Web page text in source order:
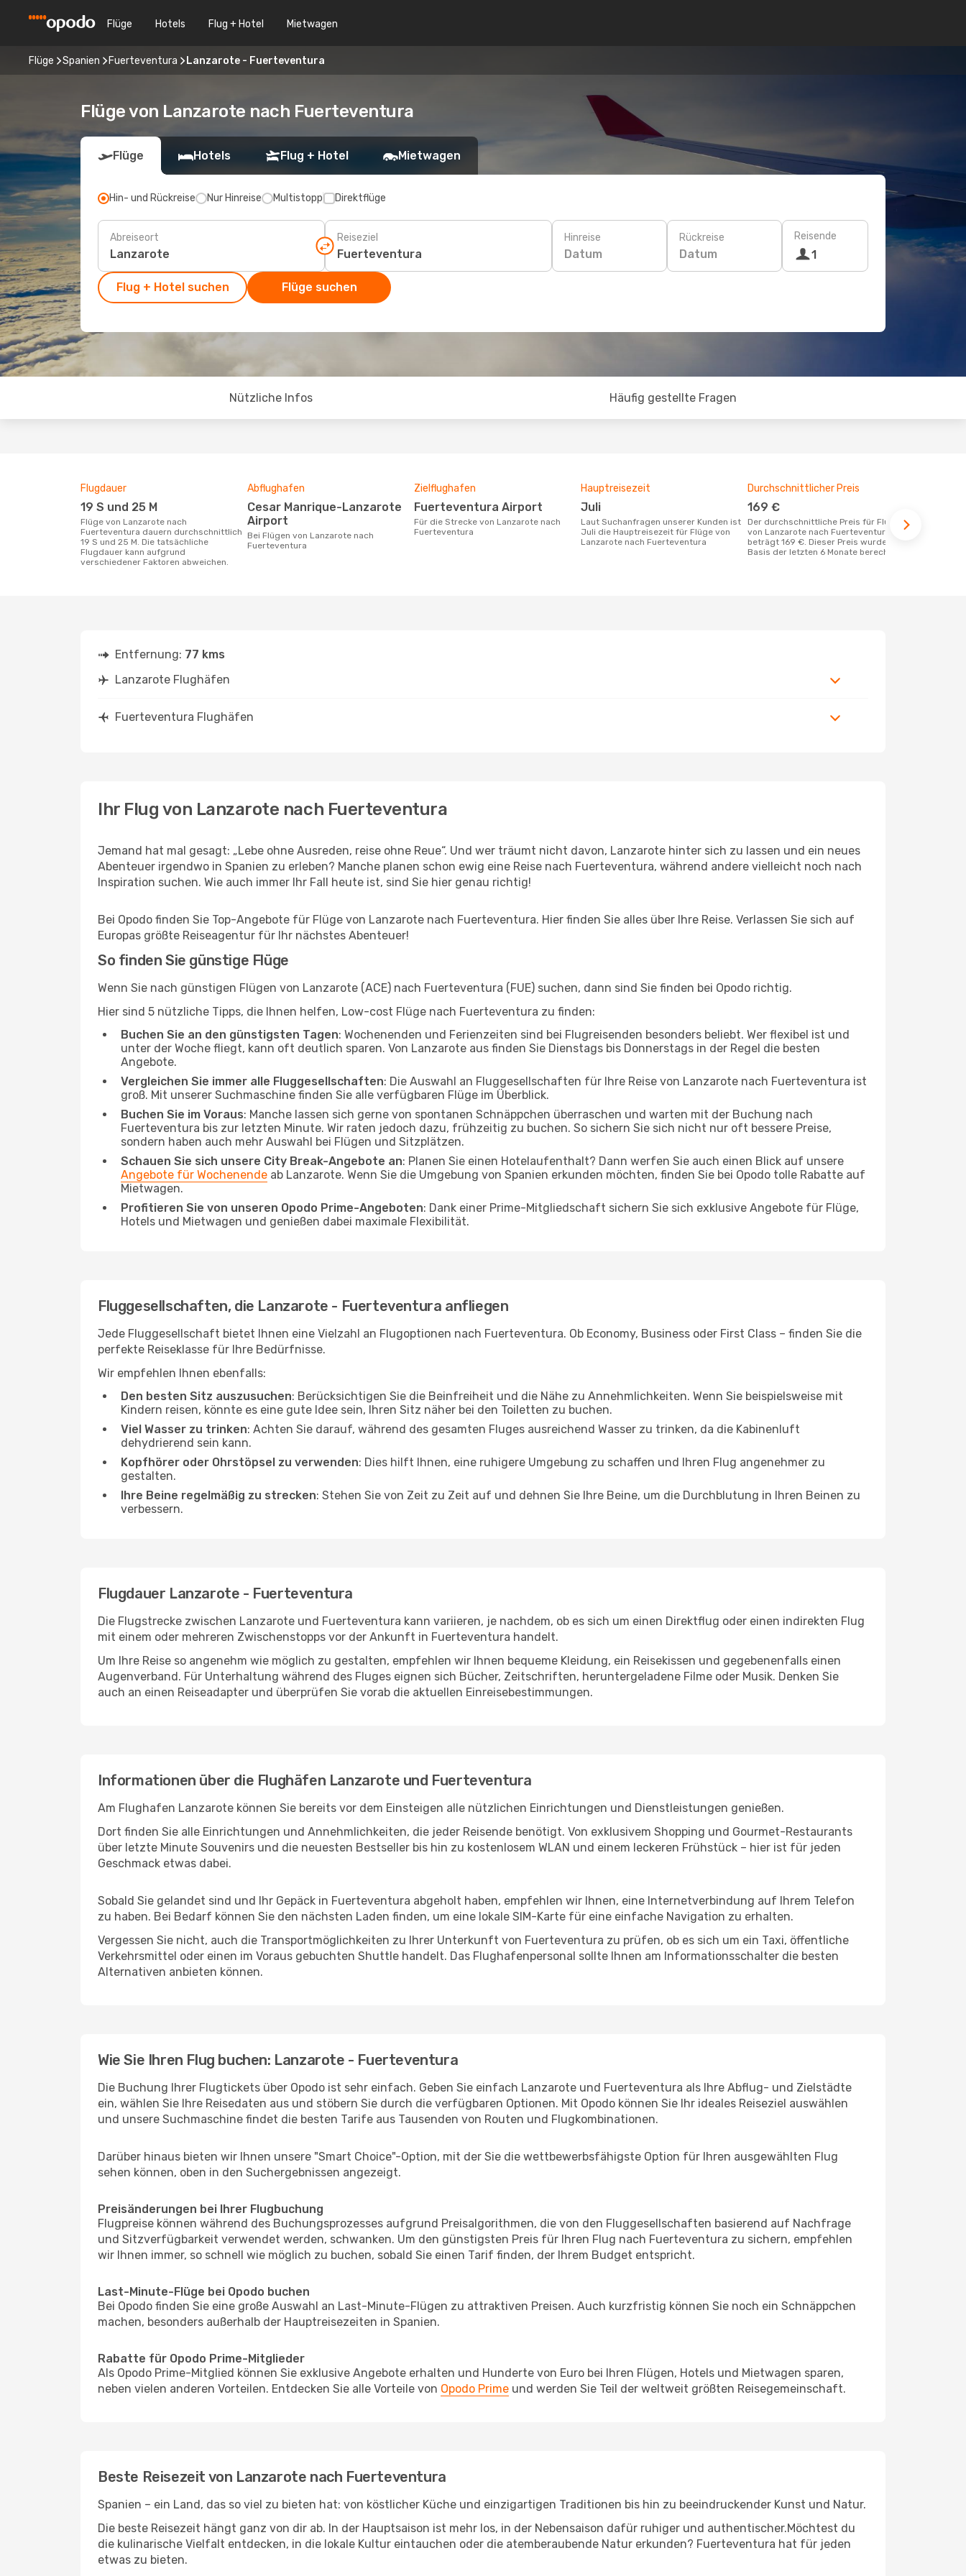
Flüge Hotels Flug + Hotel Mietwagen
Flüge Spanien Fuerteventura Lanzarote - Fuerteventura
Flüge von Lanzarote nach Fuerteventura
Flüge Hotels Flug + Hotel Mietwagen
Hin- und Rückreise Nur Hinreise Multistopp Direktflüge
Abreiseort Reiseziel Hinreise
Datum
Rückreise
Datum
Reisende
1
Flug + Hotel suchen Flüge suchen
Nützliche Infos Häufig gestellte Fragen
Flugdauer
19 S und 25 M
Flüge von Lanzarote nach
Fuerteventura dauern durchschnittlich
19 S und 25 M. Die tatsächliche
Flugdauer kann aufgrund
verschiedener Faktoren abweichen.
Abflughafen
Cesar Manrique-Lanzarote
Airport
Bei Flügen von Lanzarote nach
Fuerteventura
Zielflughafen
Fuerteventura Airport
Für die Strecke von Lanzarote nach
Fuerteventura
Hauptreisezeit
Juli
Laut Suchanfragen unserer Kunden ist
Juli die Hauptreisezeit für Flüge von
Lanzarote nach Fuerteventura
Durchschnittlicher Preis
169 €
Der durchschnittliche Preis für Flüge
von Lanzarote nach Fuerteventura
beträgt 169 €. Dieser Preis wurde auf
Basis der letzten 6 Monate berechnet.
Entfernung: 77 kms
Lanzarote Flughäfen
Fuerteventura Flughäfen
Ihr Flug von Lanzarote nach Fuerteventura
Jemand hat mal gesagt: „Lebe ohne Ausreden, reise ohne Reue“. Und wer träumt nicht davon, Lanzarote hinter sich zu lassen und ein neues
Abenteuer irgendwo in Spanien zu erleben? Manche planen schon ewig eine Reise nach Fuerteventura, während andere vielleicht noch nach
Inspiration suchen. Wie auch immer Ihr Fall heute ist, sind Sie hier genau richtig!
Bei Opodo finden Sie Top-Angebote für Flüge von Lanzarote nach Fuerteventura. Hier finden Sie alles über Ihre Reise. Verlassen Sie sich auf
Europas größte Reiseagentur für Ihr nächstes Abenteuer!
So finden Sie günstige Flüge
Wenn Sie nach günstigen Flügen von Lanzarote (ACE) nach Fuerteventura (FUE) suchen, dann sind Sie finden bei Opodo richtig.
Hier sind 5 nützliche Tipps, die Ihnen helfen, Low-cost Flüge nach Fuerteventura zu finden:
Buchen Sie an den günstigsten Tagen: Wochenenden und Ferienzeiten sind bei Flugreisenden besonders beliebt. Wer flexibel ist und
unter der Woche fliegt, kann oft deutlich sparen. Von Lanzarote aus finden Sie Dienstags bis Donnerstags in der Regel die besten
Angebote.
Vergleichen Sie immer alle Fluggesellschaften: Die Auswahl an Fluggesellschaften für Ihre Reise von Lanzarote nach Fuerteventura ist
groß. Mit unserer Suchmaschine finden Sie alle verfügbaren Flüge im Überblick.
Buchen Sie im Voraus: Manche lassen sich gerne von spontanen Schnäppchen überraschen und warten mit der Buchung nach
Fuerteventura bis zur letzten Minute. Wir raten jedoch dazu, frühzeitig zu buchen. So sichern Sie sich nicht nur oft bessere Preise,
sondern haben auch mehr Auswahl bei Flügen und Sitzplätzen.
Schauen Sie sich unsere City Break-Angebote an: Planen Sie einen Hotelaufenthalt? Dann werfen Sie auch einen Blick auf unsere
Angebote für Wochenende ab Lanzarote. Wenn Sie die Umgebung von Spanien erkunden möchten, finden Sie bei Opodo tolle Rabatte auf
Mietwagen.
Profitieren Sie von unseren Opodo Prime-Angeboten: Dank einer Prime-Mitgliedschaft sichern Sie sich exklusive Angebote für Flüge,
Hotels und Mietwagen und genießen dabei maximale Flexibilität.
Fluggesellschaften, die Lanzarote - Fuerteventura anfliegen
Jede Fluggesellschaft bietet Ihnen eine Vielzahl an Flugoptionen nach Fuerteventura. Ob Economy, Business oder First Class – finden Sie die
perfekte Reiseklasse für Ihre Bedürfnisse.
Wir empfehlen Ihnen ebenfalls:
Den besten Sitz auszusuchen: Berücksichtigen Sie die Beinfreiheit und die Nähe zu Annehmlichkeiten. Wenn Sie beispielsweise mit
Kindern reisen, könnte es eine gute Idee sein, Ihren Sitz näher bei den Toiletten zu buchen.
Viel Wasser zu trinken: Achten Sie darauf, während des gesamten Fluges ausreichend Wasser zu trinken, da die Kabinenluft
dehydrierend sein kann.
Kopfhörer oder Ohrstöpsel zu verwenden: Dies hilft Ihnen, eine ruhigere Umgebung zu schaffen und Ihren Flug angenehmer zu
gestalten.
Ihre Beine regelmäßig zu strecken: Stehen Sie von Zeit zu Zeit auf und dehnen Sie Ihre Beine, um die Durchblutung in Ihren Beinen zu
verbessern.
Flugdauer Lanzarote - Fuerteventura
Die Flugstrecke zwischen Lanzarote und Fuerteventura kann variieren, je nachdem, ob es sich um einen Direktflug oder einen indirekten Flug
mit einem oder mehreren Zwischenstopps vor der Ankunft in Fuerteventura handelt.
Um Ihre Reise so angenehm wie möglich zu gestalten, empfehlen wir Ihnen bequeme Kleidung, ein Reisekissen und gegebenenfalls einen
Augenverband. Für Unterhaltung während des Fluges eignen sich Bücher, Zeitschriften, heruntergeladene Filme oder Musik. Denken Sie
auch an einen Reiseadapter und überprüfen Sie vorab die aktuellen Einreisebestimmungen.
Informationen über die Flughäfen Lanzarote und Fuerteventura
Am Flughafen Lanzarote können Sie bereits vor dem Einsteigen alle nützlichen Einrichtungen und Dienstleistungen genießen.
Dort finden Sie alle Einrichtungen und Annehmlichkeiten, die jeder Reisende benötigt. Von exklusivem Shopping und Gourmet-Restaurants
über letzte Minute Souvenirs und die neuesten Bestseller bis hin zu kostenlosem WLAN und einem leckeren Frühstück – hier ist für jeden
Geschmack etwas dabei.
Sobald Sie gelandet sind und Ihr Gepäck in Fuerteventura abgeholt haben, empfehlen wir Ihnen, eine Internetverbindung auf Ihrem Telefon
zu haben. Bei Bedarf können Sie den nächsten Laden finden, um eine lokale SIM-Karte für eine einfache Navigation zu erhalten.
Vergessen Sie nicht, auch die Transportmöglichkeiten zu Ihrer Unterkunft von Fuerteventura zu prüfen, ob es sich um ein Taxi, öffentliche
Verkehrsmittel oder einen im Voraus gebuchten Shuttle handelt. Das Flughafenpersonal sollte Ihnen am Informationsschalter die besten
Alternativen anbieten können.
Wie Sie Ihren Flug buchen: Lanzarote - Fuerteventura
Die Buchung Ihrer Flugtickets über Opodo ist sehr einfach. Geben Sie einfach Lanzarote und Fuerteventura als Ihre Abflug- und Zielstädte
ein, wählen Sie Ihre Reisedaten aus und stöbern Sie durch die verfügbaren Optionen. Mit Opodo können Sie Ihr ideales Reiseziel auswählen
und unsere Suchmaschine findet die besten Tarife aus Tausenden von Routen und Flugkombinationen.
Darüber hinaus bieten wir Ihnen unsere "Smart Choice"-Option, mit der Sie die wettbewerbsfähigste Option für Ihren ausgewählten Flug
sehen können, oben in den Suchergebnissen angezeigt.
Preisänderungen bei Ihrer Flugbuchung
Flugpreise können während des Buchungsprozesses aufgrund Preisalgorithmen, die von den Fluggesellschaften basierend auf Nachfrage
und Sitzverfügbarkeit verwendet werden, schwanken. Um den günstigsten Preis für Ihren Flug nach Fuerteventura zu sichern, empfehlen
wir Ihnen immer, so schnell wie möglich zu buchen, sobald Sie einen Tarif finden, der Ihrem Budget entspricht.
Last-Minute-Flüge bei Opodo buchen
Bei Opodo finden Sie eine große Auswahl an Last-Minute-Flügen zu attraktiven Preisen. Auch kurzfristig können Sie noch ein Schnäppchen
machen, besonders außerhalb der Hauptreisezeiten in Spanien.
Rabatte für Opodo Prime-Mitglieder
Als Opodo Prime-Mitglied können Sie exklusive Angebote erhalten und Hunderte von Euro bei Ihren Flügen, Hotels und Mietwagen sparen,
neben vielen anderen Vorteilen. Entdecken Sie alle Vorteile von Opodo Prime und werden Sie Teil der weltweit größten Reisegemeinschaft.
Beste Reisezeit von Lanzarote nach Fuerteventura
Spanien – ein Land, das so viel zu bieten hat: von köstlicher Küche und einzigartigen Traditionen bis hin zu beeindruckender Kunst und Natur.
Die beste Reisezeit hängt ganz von dir ab. In der Hauptsaison ist mehr los, in der Nebensaison dafür ruhiger und authentischer.Möchtest du
die kulinarische Vielfalt entdecken, in die lokale Kultur eintauchen oder die atemberaubende Natur erkunden? Fuerteventura hat für jeden
etwas zu bieten.